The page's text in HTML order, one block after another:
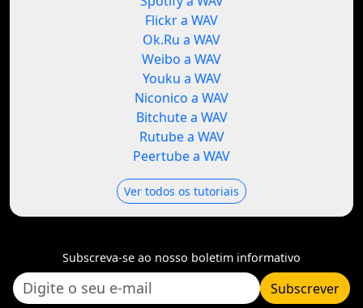
Flickr a WAV
Ok.Ru a WAV
Weibo a WAV
Youku a WAV
Niconico a WAV
Bitchute a WAV
Rutube a WAV
Peertube a WAV
Ver todos os tutoriais
Subscreva-se ao nosso boletim informativo
Subscrever